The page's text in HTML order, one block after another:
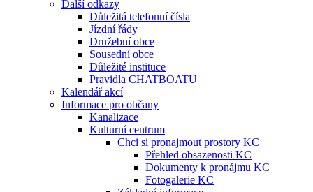
Další odkazy
Důležitá telefonní čísla
Jízdní řády
Družební obce
Sousední obce
Důležité instituce
Pravidla CHATBOATU
Kalendář akcí
Informace pro občany
Kanalizace
Kulturní centrum
Chci si pronajmout prostory KC
Přehled obsazenosti KC
Dokumenty k pronájmu KC
Fotogalerie KC